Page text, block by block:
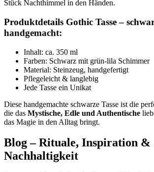
Stück Nachthimmel in den Händen.
Produktdetails Gothic Tasse –
handgemacht:
Inhalt: ca. 350 ml
Farben: Schwarz mit grün-lila Schimmer
Material: Steinzeug, handgefertigt
Pflegeleicht & langlebig
Jede Tasse ein Unikat
Diese handgemachte schwarze Tasse ist die
die das Mystische, Edle und Authentische
das Magie in den Alltag bringt.
Blog – Rituale, Inspiration &
Nachhaltigkeit